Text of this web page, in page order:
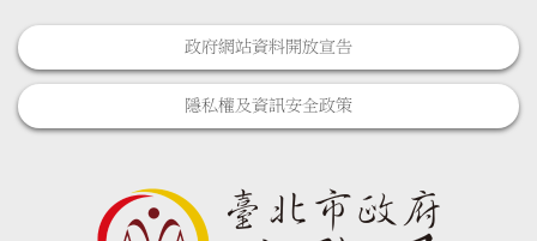
政府網站資料開放宣告
隱私權及資訊安全政策